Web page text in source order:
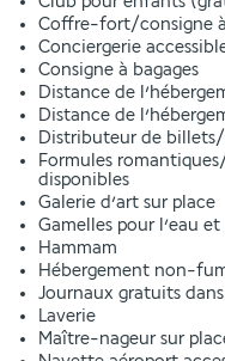
Coffre-fort/consigne
Conciergerie
Consigne à bagages
Distance de
Distance de
Distributeur de billets/
Formules
disponibles
Galerie d’art sur place
Gamelles pour l’eau
Hammam
Hébergement non-
Journaux gratuits dans
Laverie
Maître-nageur sur